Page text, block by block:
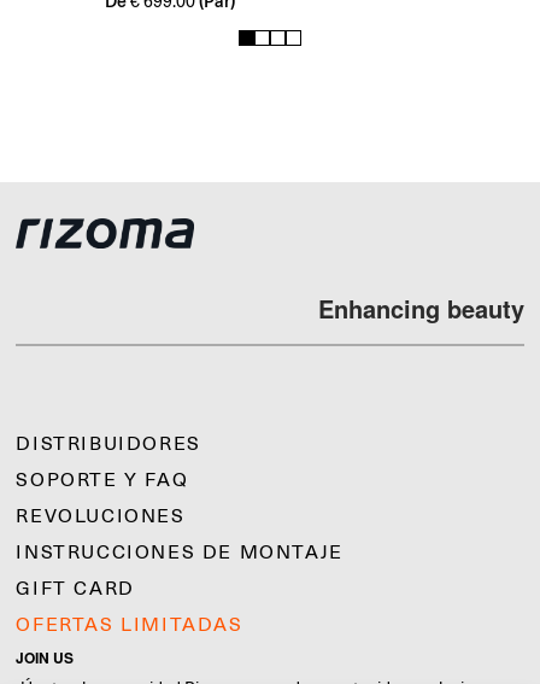
1 2 3 4
Enhancing beauty
DISTRIBUIDORES
SOPORTE Y FAQ
REVOLUCIONES
INSTRUCCIONES DE MONTAJE
GIFT CARD
OFERTAS LIMITADAS
JOIN US